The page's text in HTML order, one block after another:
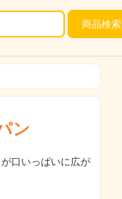
商品検索
ン
口いっぱいに広が